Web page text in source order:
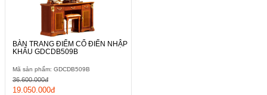
BÀN TRANG ĐIỂM CỔ ĐIỂN NHẬP
KHẨU GDCDB509B
Mã sản phẩm: GDCDB509B
19.050.000đ
36.600.000đ